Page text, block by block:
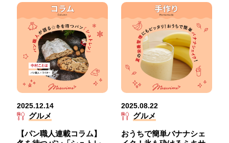
2025.12.14
グルメ
【パン職人連載コラム】
2025.08.22
グルメ
おうちで簡単バナナシェ